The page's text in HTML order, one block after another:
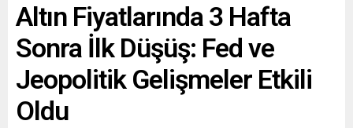
Altın Fiyatlarında 3 Hafta
Sonra İlk Düşüş: Fed ve
Jeopolitik Gelişmeler Etkili
Oldu